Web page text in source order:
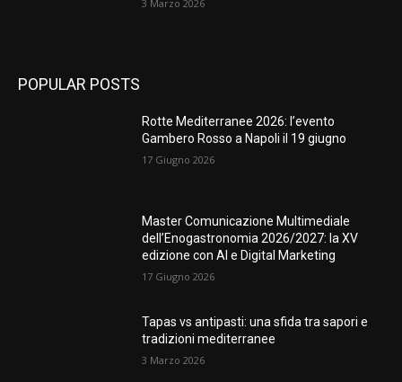
3 Marzo 2026
POPULAR POSTS
Rotte Mediterranee 2026: l’evento
Gambero Rosso a Napoli il 19 giugno
17 Giugno 2026
Master Comunicazione Multimediale
dell’Enogastronomia 2026/2027: la XV
edizione con AI e Digital Marketing
17 Giugno 2026
Tapas vs antipasti: una sfida tra sapori e
tradizioni mediterranee
3 Marzo 2026